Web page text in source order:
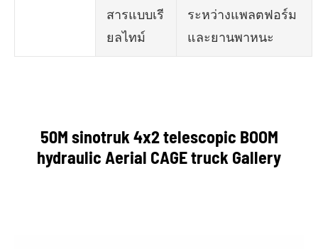
สารแบบเรี
ยลไทม์
ระหว่างแพลตฟอร์ม
และยานพาหนะ
50M sinotruk 4x2 telescopic BOOM
hydraulic Aerial CAGE truck Gallery